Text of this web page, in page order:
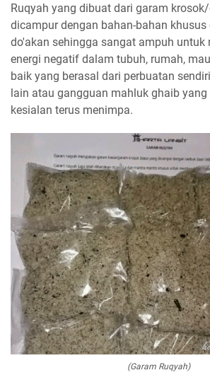
Ruqyah yang dibuat dari garam
dicampur dengan bahan-bahan khusus
do'akan sehingga sangat ampuh untuk
energi negatif dalam tubuh, rumah,
baik yang berasal dari perbuatan
lain atau gangguan mahluk ghaib yang
kesialan terus menimpa.
(Garam Ruqyah)